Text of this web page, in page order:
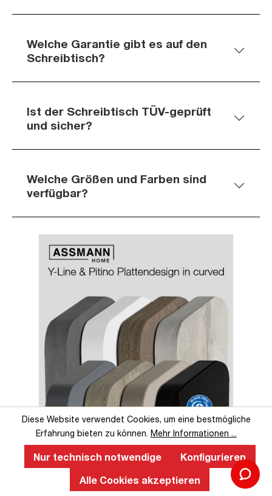
Welche Garantie gibt es auf den
Schreibtisch?
Ist der Schreibtisch TÜV-geprüft
und sicher?
Welche Größen und Farben sind
verfügbar?
Perfekte Ergonomie an einem
höhenverstellbaren Schreibtisch
Ein ergonomischer, höhenverstellbarer Schreibtisch fördert
Diese Website verwendet Cookies, um eine bestmögliche
Erfahrung bieten zu können. Mehr Informationen ...
Nur technisch notwendige
Konfigurieren
Alle Cookies akzeptieren